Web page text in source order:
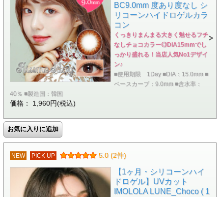
BC9.0mm 度あり度なし シ
リコーンハイドロゲルカラ
コン
くっきりまんまる大きく魅せるフチ
なしチョコカラー◎DIA15mmでし
っかり盛れる！当店人気No1デザイ
ン♪
■使用期限 1Day ■DIA：15.0mm ■
ベースカーブ：9.0mm ■含水率：
40％ ■製造国：韓国
価格： 1,960円(税込)
NEW PICK UP 5.0 (2件)
【1ヶ月・シリコーンハイ
ドロゲル】UVカット
IMOLOLA LUNE_Choco ( 1